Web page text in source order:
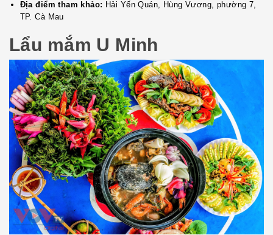
Địa điểm tham khảo: Hải Yến Quán, Hùng Vương, phường 7,
TP. Cà Mau
Lẩu mắm U Minh